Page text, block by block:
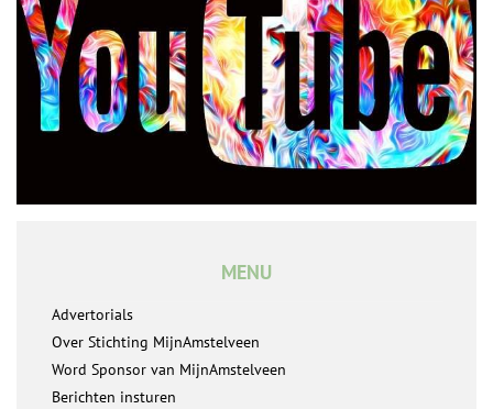
MENU
Advertorials
Over Stichting MijnAmstelveen
Word Sponsor van MijnAmstelveen
Berichten insturen